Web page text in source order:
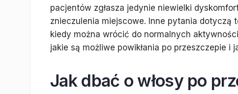
pacjentów zgłasza jedynie niewielki
znieczulenia miejscowe. Inne pytania dotyczą
kiedy można wrócić do normalnych
jakie są możliwe powikłania po przeszczepie i
Jak dbać o włosy po